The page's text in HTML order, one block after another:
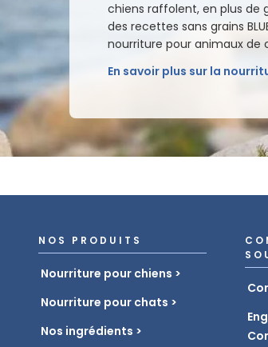
chiens raffolent, en plus de
des recettes sans grains
nourriture pour animaux de
En savoir plus sur la
NOS PRODUITS
Nourriture pour chiens
Nourriture pour chats
Nos ingrédients